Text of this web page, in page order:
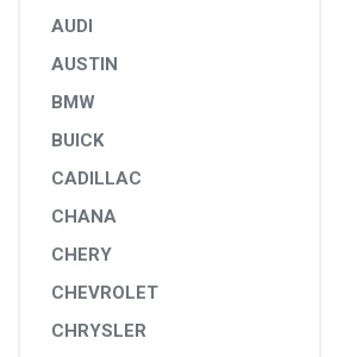
POMPA YEDEK PARÇALARI
DİĞER YEDEK PARÇALAR
EPS YEDEK PARÇALARI
RULMANLAR
KÖRÜK VE KELEPÇELER
AUDI
AUSTIN
BMW
BUICK
CADILLAC
CHANA
CHERY
CHEVROLET
CHRYSLER